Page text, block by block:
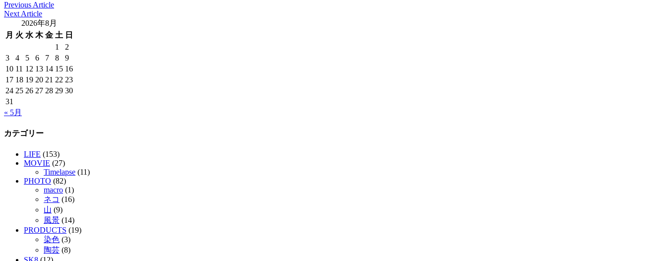
Previous Article
Next Article
2026年8月
月 火 水 木 金 土 日
1
2
3
4 5 6 7 8
9
10 11 12 13 14 15 16
17 18 19 20 21 22 23
24 25 26 27 28 29 30
31
« 5月
カテゴリー
LIFE (153)
MOVIE (27)
Timelapse (11)
PHOTO (82)
macro (1)
ネコ (16)
山 (9)
風景 (14)
PRODUCTS (19)
染色 (3)
陶芸 (8)